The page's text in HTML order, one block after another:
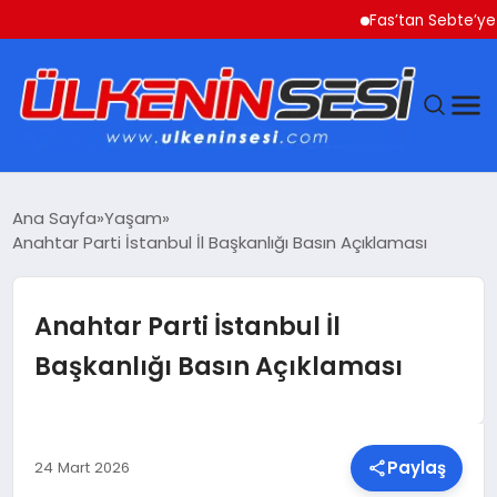
Fas’tan Sebte’ye
GÜNDEM
MAGAZIN
Ana Sayfa Yaşam
Anahtar Parti İstanbul İl Başkanlığı Basın Açıklaması
Anahtar Parti İstanbul İl
Başkanlığı Basın Açıklaması
24 Mart 2026 Paylaş